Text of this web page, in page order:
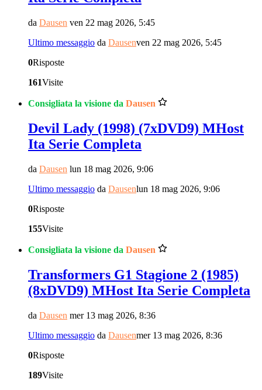
da Dausen ven 22 mag 2026, 5:45
Ultimo messaggio da Dausenven 22 mag 2026, 5:45
0Risposte
161Visite
Consigliata la visione da Dausen
Devil Lady (1998) (7xDVD9) MHost
Ita Serie Completa
da Dausen lun 18 mag 2026, 9:06
Ultimo messaggio da Dausenlun 18 mag 2026, 9:06
0Risposte
155Visite
Consigliata la visione da Dausen
Transformers G1 Stagione 2 (1985)
(8xDVD9) MHost Ita Serie Completa
da Dausen mer 13 mag 2026, 8:36
Ultimo messaggio da Dausenmer 13 mag 2026, 8:36
0Risposte
189Visite